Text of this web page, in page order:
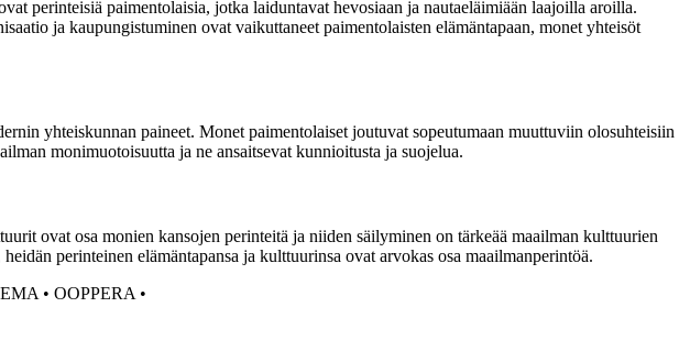
perinteisiä paimentolaisia, jotka laiduntavat hevosiaan ja nautaeläimiään laajoilla aroilla.
ja kaupungistuminen ovat vaikuttaneet paimentolaisten elämäntapaan, monet yhteisöt
yhteiskunnan paineet. Monet paimentolaiset joutuvat sopeutumaan muuttuviin olosuhteisiin
monimuotoisuutta ja ne ansaitsevat kunnioitusta ja suojelua.
ovat osa monien kansojen perinteitä ja niiden säilyminen on tärkeää maailman kulttuurien
perinteinen elämäntapansa ja kulttuurinsa ovat arvokas osa maailmanperintöä.
• OOPPERA•